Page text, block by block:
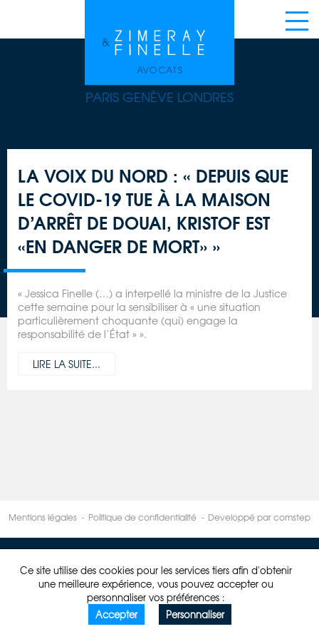
Ce site utilise des cookies pour les services tiers afin d'obtenir
une meilleure expérience, vous pouvez accepter ou
personnaliser vos préférences :
Accepter
Personnaliser
PARIS GENÈVE LONDRES
LA VOIX DU NORD : « DEPUIS QUE
LE COVID-19 TUE À LA MAISON
D’ARRÊT DE DOUAI, KRISTOF EST
«EN DANGER DE MORT» »
« Jessica Finelle (…) a interpellé la ministre de la Justice
cette semaine pour la sensibiliser à « une situation
particulièrement choquante (qui) engage la
responsabilité de l’État » ».
LIRE LA SUITE...
Mentions légales Politique de confidentialité Developpé par comstep